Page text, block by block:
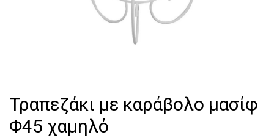
Τραπεζάκι με καράβολο μασίφ
Φ45 χαμηλό